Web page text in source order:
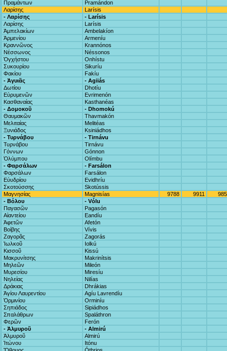
Πραμάντων
Pramándon
Λαρίσης
Larísis
- Λαρίσης
- Larísis
Λαρίσης
Larísis
Ἀμπελακίων
Ambelakíon
Ἀρμενίου
Armeníu
Κραννῶνος
Krannónos
Νέσσωνος
Néssonos
Ὀγχήστου
Onhístu
Συκουρίου
Sikuríu
Φακίου
Fakíu
- Ἀγυιᾶς
- Agiiás
Δωτίου
Dhotíu
Εὐρυμενῶν
Evrimenón
Κασθαναίας
Kasthanéas
- Δομοκοῦ
- Dhomokú
Θαυμακῶν
Thavmakón
Μελιταίας
Melitéas
Ξυνιάδος
Ksiniádhos
- Τυρνάβου
- Tirnávu
Τυρνάβου
Tirnávu
Γόννων
Gónnon
Ὀλύμπου
Olímbu
- Φαρσάλων
- Farsálon
Φαρσάλων
Farsálon
Εὐυδρίου
Evidhríu
Σκοτούσσης
Skotússis
Μαγνησίας
Magnisías 9788 9911
- Βόλου
- Vólu
Παγασῶν
Pagasón
Αἰαντείου
Eandíu
Ἀφετῶν
Afetón
Βοίβης
Vívis
Ζαγορᾶς
Zagorás
Ἰωλκοῦ
Iolkú
Κισσοῦ
Kissú
Μακρυνίτσης
Makrinítsis
Μηλεῶν
Mileón
Μυρεσίου
Miresíu
Νηλείας
Nilías
Δράκιας
Dhrákias
Ἁγίου Λαυρεντίου
Agíu Lavrendíu
Ὁρμινίου
Orminíu
Σηπιάδος
Sipiádhos
Σπαλάθρων
Spaláthron
Φερῶν
Ferón
- Ἀλμυροῦ
- Almirú
Ἀλμυροῦ
Almirú
Ἰτώνου
Itónu